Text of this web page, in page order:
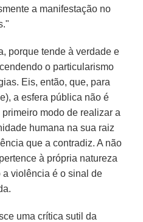
a manifestação no
porque tende à verdade e
o particularismo
Eis, então, que, para
a esfera pública não é
modo de realizar a
humana na sua raiz
que a contradiz. A não
à própria natureza
violência é o sinal de
uma crítica sutil da